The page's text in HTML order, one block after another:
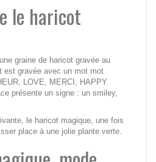
le haricot
graine de haricot gravée au
est gravée avec un mot mot
LOVE, MERCI, HAPPY
présente un signe : un smiley,
le haricot magique, une fois
place à une jolie plante verte.